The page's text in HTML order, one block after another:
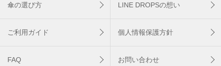
傘の選び方 LINE DROPSの想い
ご利用ガイド 個人情報保護方針
FAQ お問い合わせ